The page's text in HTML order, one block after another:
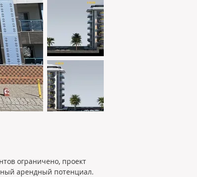
ограничено, проект
арендный потенциал.